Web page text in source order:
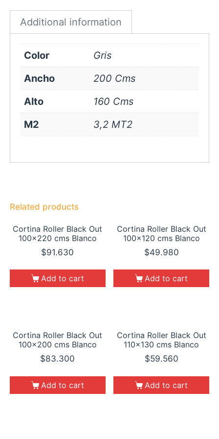
Additional information
Color
Gris
Ancho
200 Cms
Alto
160 Cms
M2
3,2 MT2
Related products
Cortina Roller Black Out
100×220 cms Blanco
$91.630
Add to cart
Cortina Roller Black Out
100×120 cms Blanco
$49.980
Add to cart
Cortina Roller Black Out
100×200 cms Blanco
$83.300
Add to cart
Cortina Roller Black Out
110×130 cms Blanco
$59.560
Add to cart